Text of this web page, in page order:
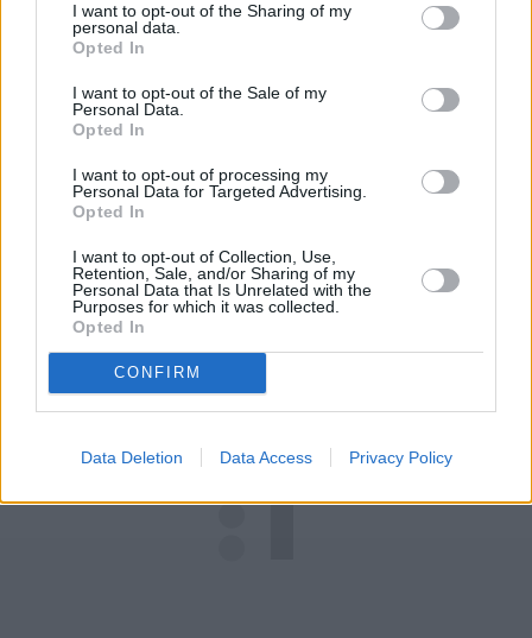
I want to opt-out of the Sharing of my
personal data.
Opted In
I want to opt-out of the Sale of my
Personal Data.
Opted In
I want to opt-out of processing my
Personal Data for Targeted Advertising.
Opted In
I want to opt-out of Collection, Use,
Retention, Sale, and/or Sharing of my
Personal Data that Is Unrelated with the
Purposes for which it was collected.
Opted In
CONFIRM
Data Deletion Data Access Privacy Policy
ja mam czas na ogarnięcie papierów.
Co jednak
nie zmienia faktu, że system wymaga zmiany – mówi
stażem.